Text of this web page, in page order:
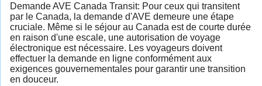
Demande AVE Canada Transit: Pour ceux qui transitent
par le Canada, la demande d'AVE demeure une étape
cruciale. Même si le séjour au Canada est de courte durée
en raison d'une escale, une autorisation de voyage
électronique est nécessaire. Les voyageurs doivent
effectuer la demande en ligne conformément aux
exigences gouvernementales pour garantir une transition
en douceur.